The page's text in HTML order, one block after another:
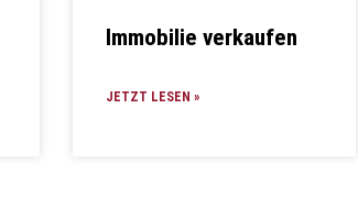
Immobilie verkaufen
JETZT LESEN »